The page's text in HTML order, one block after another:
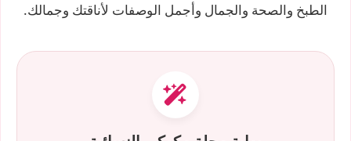
الطبخ والصحة والجمال وأجمل الوصفات لأناقتك وجمالك.